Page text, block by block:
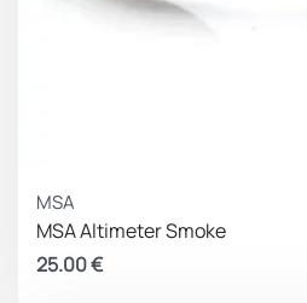
used laser wavelengths DIR
MSA
MSA Altimeter Smoke
25.00€